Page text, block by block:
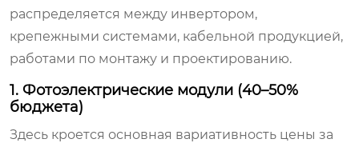
распределяется между инвертором,
крепежными системами, кабельной продукцией,
работами по монтажу и проектированию.
1. Фотоэлектрические модули (40–50%
бюджета)
Здесь кроется основная вариативность цены за